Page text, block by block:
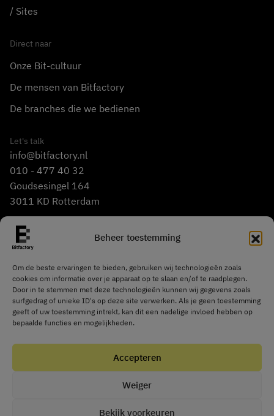
Beheer toestemming
Om de beste ervaringen te bieden, gebruiken wij technologieën zoals
cookies om informatie over je apparaat op te slaan en/of te raadplegen.
Door in te stemmen met deze technologieën kunnen wij gegevens zoals
surfgedrag of unieke ID's op deze site verwerken. Als je geen toestemming
geeft of uw toestemming intrekt, kan dit een nadelige invloed hebben op
bepaalde functies en mogelijkheden.
Accepteren
Weiger
Bekijk voorkeuren
Sites
Direct naar
Onze Bit-cultuur
De mensen van Bitfactory
De branches die we bedienen
Let's talk
info@bitfactory.nl
010 - 477 40 32
Goudsesingel 164
3011 KD Rotterdam
© Bitfactory 2026ISO-27001PrivacyverklaringCookies
Algemene voorwaarden